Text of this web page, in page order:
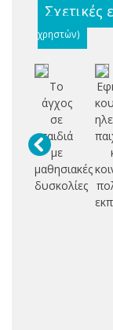
Σχετικές
χρηστών)
Το
άγχος
σε
παιδιά
με
μαθησιακές
δυσκολίες